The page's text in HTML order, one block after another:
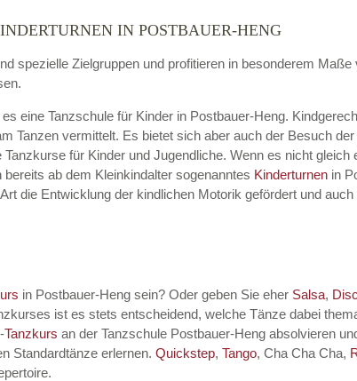
IN POSTBAUER-HENG
spezielle Zielgruppen und profitieren in besonderem
eine Tanzschule für Kinder in Postbauer-Heng.
Tanzen vermittelt. Es bietet sich aber auch der Besuch
für Kinder und Jugendliche. Wenn es nicht gleich
ab dem Kleinkindalter sogenanntes Kinderturnen in
die Entwicklung der kindlichen Motorik gefördert und
in Postbauer-Heng sein? Oder geben Sie eher Salsa,
ist es stets entscheidend, welche Tänze dabei
Tanzkurs an der Tanzschule Postbauer-Heng absolvieren
Standardtänze erlernen. Quickstep, Tango, Cha Cha Cha,